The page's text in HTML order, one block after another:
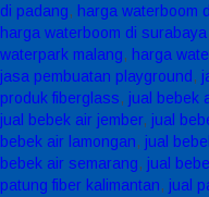
di padang, harga waterboom
harga waterboom di surabaya
waterpark malang, harga
jasa pembuatan playground ,
produk fiberglass, jual bebek
jual bebek air jember, jual
bebek air lamongan, jual
bebek air semarang, jual
patung fiber kalimantan, jual